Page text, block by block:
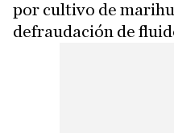
por cultivo de
defraudación de